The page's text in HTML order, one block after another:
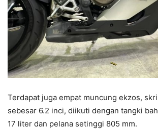
Terdapat juga empat muncung ekzos,
sebesar 6.2 inci, diikuti dengan tangki
17 liter dan pelana setinggi 805 mm.